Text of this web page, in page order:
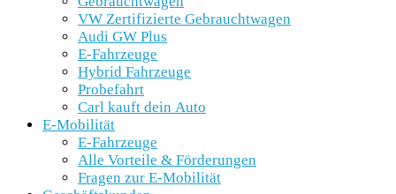
VW Zertifizierte Gebrauchtwagen
Audi GW Plus
E-Fahrzeuge
Hybrid Fahrzeuge
Probefahrt
Carl kauft dein Auto
E-Mobilität
E-Fahrzeuge
Alle Vorteile & Förderungen
Fragen zur E-Mobilität